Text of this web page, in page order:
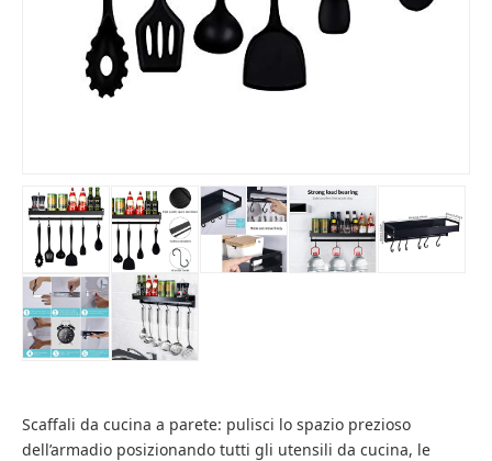
Scaffali da cucina a parete: pulisci lo spazio prezioso
dell’armadio posizionando tutti gli utensili da cucina, le